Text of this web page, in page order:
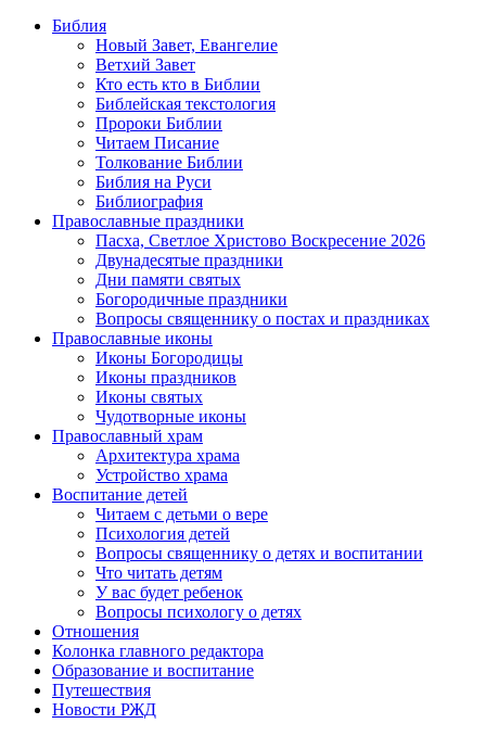
Библия
Новый Завет, Евангелие
Ветхий Завет
Кто есть кто в Библии
Библейская текстология
Пророки Библии
Читаем Писание
Толкование Библии
Библия на Руси
Библиография
Православные праздники
Пасха, Светлое Христово Воскресение 2026
Двунадесятые праздники
Дни памяти святых
Богородичные праздники
Вопросы священнику о постах и праздниках
Православные иконы
Иконы Богородицы
Иконы праздников
Иконы святых
Чудотворные иконы
Православный храм
Архитектура храма
Устройство храма
Воспитание детей
Читаем с детьми о вере
Психология детей
Вопросы священнику о детях и воспитании
Что читать детям
У вас будет ребенок
Вопросы психологу о детях
Отношения
Колонка главного редактора
Образование и воспитание
Путешествия
Новости РЖД